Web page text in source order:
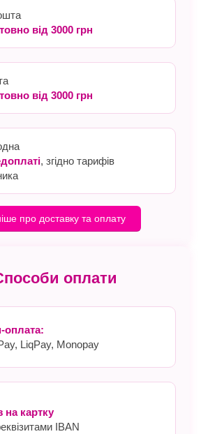
від 3000 грн
від 3000 грн
, згідно тарифів
про доставку та оплату
оплати
оплата:
LiqPay, Monopay
на картку
IBAN